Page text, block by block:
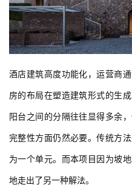
酒店建筑高度功能化，运营商
房的布局在塑造建筑形式的生
阳台之间的分隔往往显得多余
完整性方面仍然必要。传统方
为一个单元。而本项目因为坡
地走出了另一种解法。